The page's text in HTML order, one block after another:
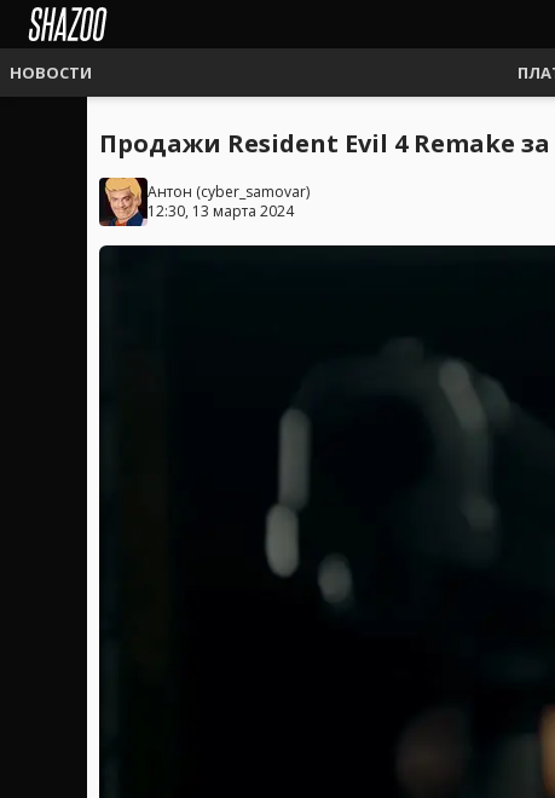
НОВОСТИ
Продажи Resident Evil 4 Remake
Антон (cyber_samovar)
12:30, 13 марта 2024